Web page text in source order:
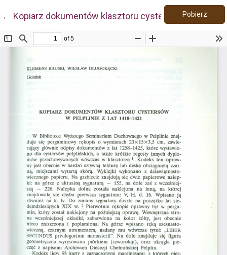
← Wróć do szczegółów artykułu
Kopiarz dokumentów klasztoru cystersów wPobierz